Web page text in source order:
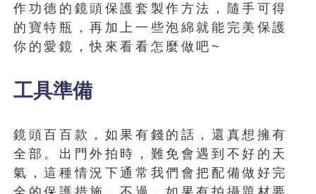
作功德的鏡頭保護套製作方法，隨手可得
的寶特瓶，再加上一些泡綿就能完美保護
你的愛鏡，快來看看怎麼做吧~
工具準備
鏡頭百百款，如果有錢的話，還真想擁有
全部。出門外拍時，難免會遇到不好的天
氣，這種情況下通常我們會把配備做好完